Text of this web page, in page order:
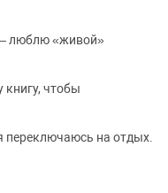
люблю «живой»
чтобы
переключаюсь на отдых.